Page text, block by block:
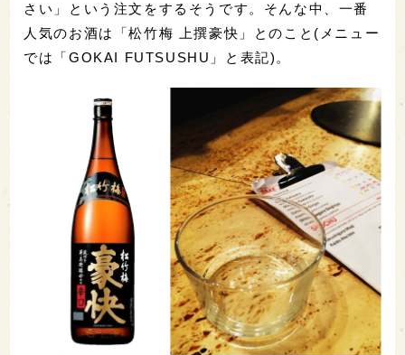
さい」という注文をするそうです。そんな中、一番
人気のお酒は「松竹梅 上撰豪快」とのこと(メニュー
では「GOKAI FUTSUSHU」と表記)。